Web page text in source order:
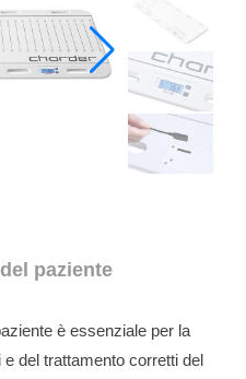
paziente
è essenziale per la
del trattamento corretti del